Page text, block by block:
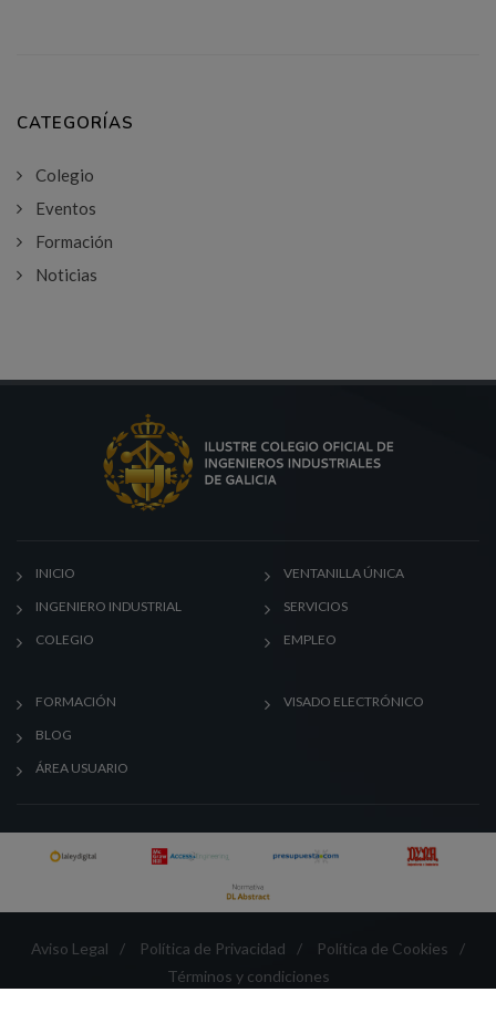
CATEGORÍAS
Colegio
Eventos
Formación
Noticias
INICIO
INGENIERO INDUSTRIAL
COLEGIO
VENTANILLA ÚNICA
SERVICIOS
EMPLEO
FORMACIÓN
BLOG
ÁREA USUARIO
VISADO ELECTRÓNICO
Aviso Legal / Política de Privacidad / Política de Cookies
/
Términos y condiciones